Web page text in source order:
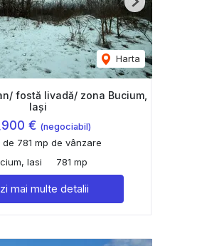
Harta
Next
fostă livadă/ zona Bucium,
Iași
€ (negociabil)
de 781 mp de vânzare
Iasi
781 mp
mai multe detalii